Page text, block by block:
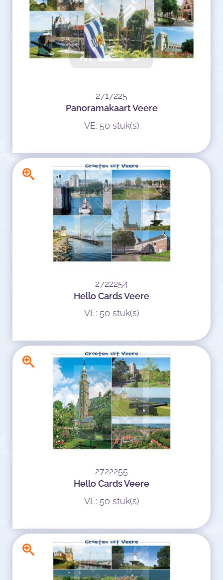
2717225
Panoramakaart Veere
VE: 50 stuk(s)
2722254
Hello Cards Veere
VE: 50 stuk(s)
2722255
Hello Cards Veere
VE: 50 stuk(s)